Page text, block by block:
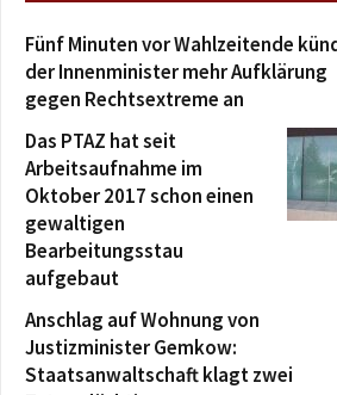
Fünf Minuten vor Wahlzeitende
der Innenminister mehr Aufklärung
gegen Rechtsextreme an
Das PTAZ hat seit
Arbeitsaufnahme im
Oktober 2017 schon einen
gewaltigen
Bearbeitungsstau
aufgebaut
Anschlag auf Wohnung von
Justizminister Gemkow:
Staatsanwaltschaft klagt zwei